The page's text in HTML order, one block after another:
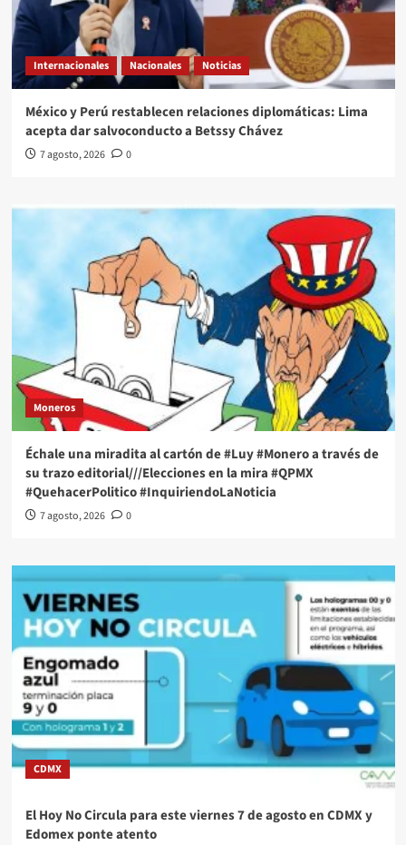
Internacionales Nacionales Noticias
México y Perú restablecen relaciones diplomáticas: Lima
acepta dar salvoconducto a Betssy Chávez
7 agosto, 2026 0
Moneros
Échale una miradita al cartón de #Luy #Monero a través de
su trazo editorial///Elecciones en la mira #QPMX
#QuehacerPolitico #InquiriendoLaNoticia
7 agosto, 2026 0
CDMX
El Hoy No Circula para este viernes 7 de agosto en CDMX y
Edomex ponte atento